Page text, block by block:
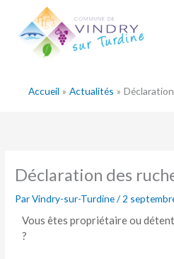
contenu
Accueil Actualités
Déclaration des
ParVindry-sur-Turdine/ 2
Vous êtes propriétaire ou
?